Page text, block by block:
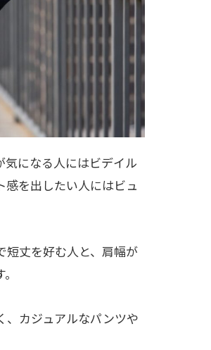
になる人にはビデイル
を出したい人にはビュ
短丈を好む人と、肩幅が
、カジュアルなパンツや